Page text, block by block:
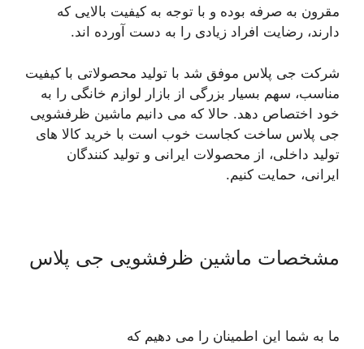
مقرون به صرفه بوده و با توجه به کیفیت بالایی که
دارند، رضایت افراد زیادی را به دست آورده اند.
شرکت جی پلاس موفق شد با تولید محصولاتی با کیفیت
مناسب، سهم بسیار بزرگی از بازار لوازم خانگی را به
خود اختصاص دهد. حالا که می دانیم ماشین ظرفشویی
جی پلاس ساخت کجاست خوب است با خرید کالا های
تولید داخلی، از محصولات ایرانی و تولید کنندگان
ایرانی، حمایت کنیم.
مشخصات ماشین ظرفشویی جی پلاس
ما به شما این اطمینان را می دهیم که